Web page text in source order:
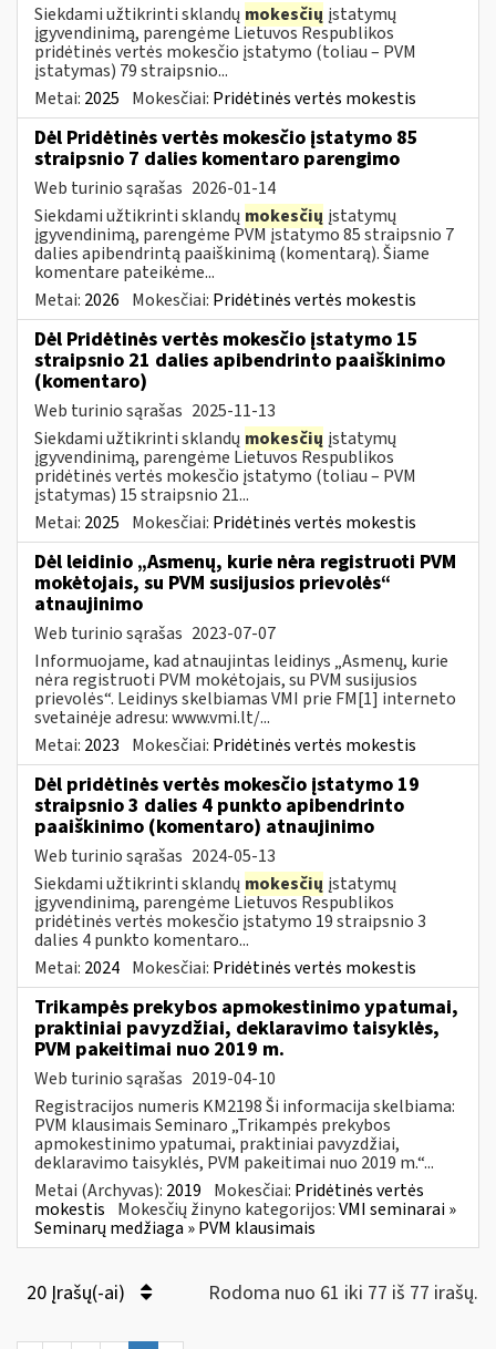
Siekdami užtikrinti sklandų mokesčių įstatymų
įgyvendinimą, parengėme Lietuvos Respublikos
pridėtinės vertės mokesčio įstatymo (toliau – PVM
įstatymas) 79 straipsnio...
Metai: 2025 Mokesčiai: Pridėtinės vertės mokestis
Dėl Pridėtinės vertės mokesčio įstatymo 85
straipsnio 7 dalies komentaro parengimo
Web turinio sąrašas 2026-01-14
Siekdami užtikrinti sklandų mokesčių įstatymų
įgyvendinimą, parengėme PVM įstatymo 85 straipsnio 7
dalies apibendrintą paaiškinimą (komentarą). Šiame
komentare pateikėme...
Metai: 2026 Mokesčiai: Pridėtinės vertės mokestis
Dėl Pridėtinės vertės mokesčio įstatymo 15
straipsnio 21 dalies apibendrinto paaiškinimo
(komentaro)
Web turinio sąrašas 2025-11-13
Siekdami užtikrinti sklandų mokesčių įstatymų
įgyvendinimą, parengėme Lietuvos Respublikos
pridėtinės vertės mokesčio įstatymo (toliau – PVM
įstatymas) 15 straipsnio 21...
Metai: 2025 Mokesčiai: Pridėtinės vertės mokestis
Dėl leidinio „Asmenų, kurie nėra registruoti PVM
mokėtojais, su PVM susijusios prievolės“
atnaujinimo
Web turinio sąrašas 2023-07-07
Informuojame, kad atnaujintas leidinys „Asmenų, kurie
nėra registruoti PVM mokėtojais, su PVM susijusios
prievolės“. Leidinys skelbiamas VMI prie FM[1] interneto
svetainėje adresu: www.vmi.lt/...
Metai: 2023 Mokesčiai: Pridėtinės vertės mokestis
Dėl pridėtinės vertės mokesčio įstatymo 19
straipsnio 3 dalies 4 punkto apibendrinto
paaiškinimo (komentaro) atnaujinimo
Web turinio sąrašas 2024-05-13
Siekdami užtikrinti sklandų mokesčių įstatymų
įgyvendinimą, parengėme Lietuvos Respublikos
pridėtinės vertės mokesčio įstatymo 19 straipsnio 3
dalies 4 punkto komentaro...
Metai: 2024 Mokesčiai: Pridėtinės vertės mokestis
Trikampės prekybos apmokestinimo ypatumai,
praktiniai pavyzdžiai, deklaravimo taisyklės,
PVM pakeitimai nuo 2019 m.
Web turinio sąrašas 2019-04-10
Registracijos numeris KM2198 Ši informacija skelbiama:
PVM klausimais Seminaro „Trikampės prekybos
apmokestinimo ypatumai, praktiniai pavyzdžiai,
deklaravimo taisyklės, PVM pakeitimai nuo 2019 m.“...
Metai (Archyvas): 2019 Mokesčiai: Pridėtinės vertės
mokestis Mokesčių žinyno kategorijos:VMI seminarai »
Seminarų medžiaga » PVM klausimais
20 Įrašų(-ai) Rodoma nuo 61 iki 77 iš 77 irašų.